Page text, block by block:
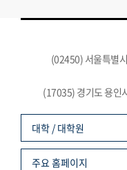
(02450) 서울특별
(17035) 경기도 용인
대학 / 대학원
주요 홈페이지